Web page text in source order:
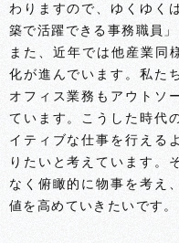
わりますので、ゆくゆく
築で活躍できる事務職員」
また、近年では他産業
化が進んでいます。私た
オフィス業務もアウトソ
ています。こうした時代
イティブな仕事を行える
りたいと考えています。
なく俯瞰的に物事を考え
値を高めていきたいです。